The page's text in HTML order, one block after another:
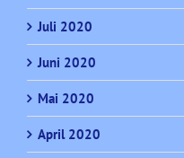
Juli 2020
Juni 2020
Mai 2020
April 2020